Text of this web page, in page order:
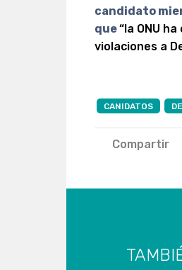
candidato
que“la ONU
violaciones a
CANIDATOS
Compartir